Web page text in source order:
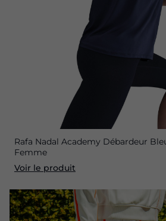
Rafa Nadal Academy Débardeur
Femme
Voir le produit